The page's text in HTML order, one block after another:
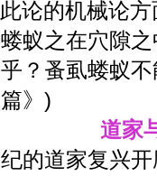
论的机械论
蚁之在穴隙
？蚤虱蝼蚁
》)
道家
的道家复兴